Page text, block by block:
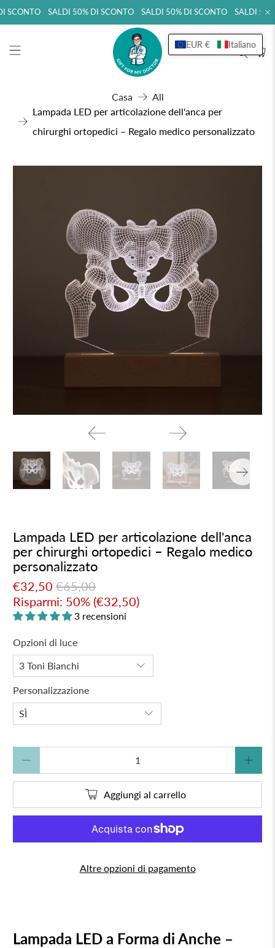
SALDI 50% DI SCONTO SALDI 50% DI SCONTO SALDI
EUR € Italiano
Casa
All
Lampada LED per articolazione dell'anca per
chirurghi ortopedici – Regalo medico personalizzato
Lampada LED per articolazione dell'anca
per chirurghi ortopedici – Regalo medico
personalizzato
€32,50 €65,00
Risparmi: 50% (€32,50)
3 recensioni
Opzioni di luce
Personalizzazione
Aggiungi al carrello
Altre opzioni di pagamento
Lampada LED a Forma di Anche –